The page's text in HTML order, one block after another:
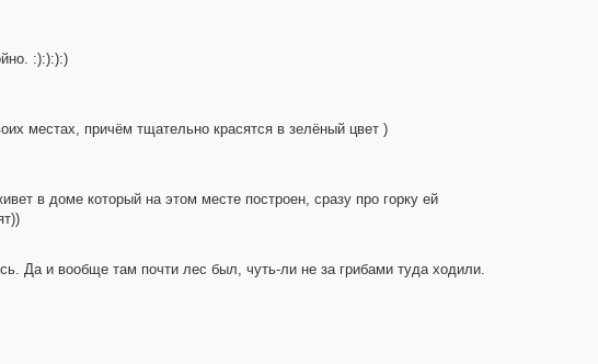
:):):):)
местах, причём тщательно красятся в зелёный цвет )
в доме который на этом месте построен, сразу про горку ей
Да и вообще там почти лес был, чуть-ли не за грибами туда ходили.